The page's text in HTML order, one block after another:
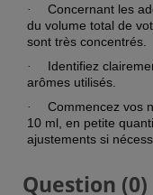
·
Concernant les
du volume total de
sont très concentrés.
·
Identifiez
arômes utilisés.
·
Commencez vos
10 ml, en petite
ajustements si
Question (0)